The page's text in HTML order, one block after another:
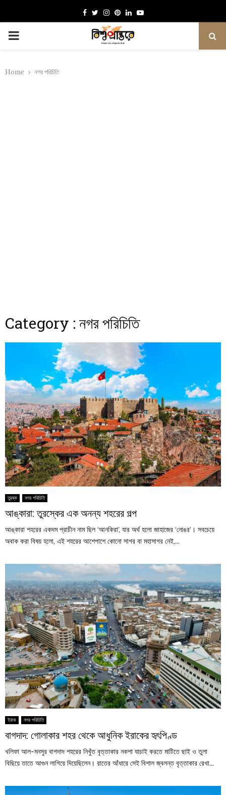
Facebook
TwitterInstagram
Pinterest
LinkedinYoutube
PRIMARY
Home নগর পরিচিতি
Category : নগর পরিচিতি
তুরষ্ক নগর পরিচিতি
আঙ্কারা: তুরস্কের এক অনন্য শহরের গল্প
আঙ্কারা শহরের একদম প্রাচীন নাম ছিল ‘আনকিরা’, যার অর্থ হলো জাহাজের ‘নোঙর’। সবচেয়ে
অবাক করা বিষয় হলো, এই শহরের আশেপাশে কোনো সাগর বা মহাসাগর নেই,...
ইরাক নগর পরিচিতি
বাগদাদ: গোলাকার শহর থেকে আধুনিক ইরাকের হৃৎপিণ্ড
খলিফা আল-মনসুর বাগদাদ শহরের নিখুঁত বৃত্তাকার নকশা যাচাই করতে মাটিতে ছাই ও তুলা
বিছিয়ে তাতে আগুন লাগিয়ে দিয়েছিলেন। রাতের আঁধারে সেই বিশাল জ্বলন্ত বৃত্তাকার রেখা...